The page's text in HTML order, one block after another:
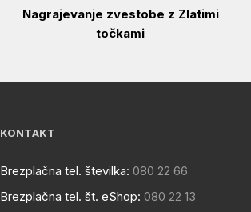
Nagrajevanje zvestobe z Zlatimi
točkami
KONTAKT
Brezplačna tel. številka: 080 22 66
Brezplačna tel. št. eShop: 080 22 13